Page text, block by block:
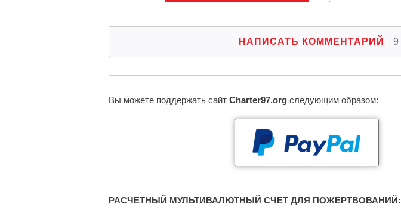
НАПИСАТЬ КОММЕНТАРИЙ 9
Вы можете поддержать сайт Charter97.org следующим образом:
РАСЧЕТНЫЙ МУЛЬТИВАЛЮТНЫЙ СЧЕТ ДЛЯ ПОЖЕРТВОВАНИЙ: